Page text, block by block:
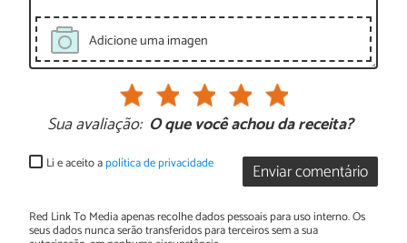
Adicione uma imagen
Sua avaliação: O que você achou da receita?
Enviar comentário
Li e aceito apolítica de privacidade
Red Link To Media apenas recolhe dados pessoais para uso interno. Os
seus dados nunca serão transferidos para terceiros sem a sua